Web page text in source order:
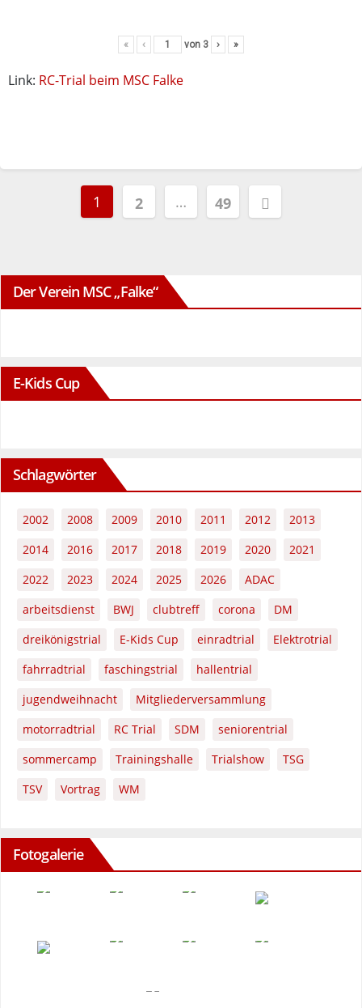
« ‹ von 3 › »
Link: RC-Trial beim MSC Falke
Seitennummerierung
der
1 2 … 49
Der Verein MSC „Falke“
E-Kids Cup
Schlagwörter
2002 2008 2009 2010 2011 2012
2013
2014
2016 2017 2018 2019 2020
2021
2022
2023 2024 2025 2026
ADAC
arbeitsdienst
BWJ clubtreff corona
DM
dreikönigstrial
E-Kids Cup einradtrial
Elektrotrial
fahrradtrial
faschingstrial
hallentrial
jugendweihnacht
Mitgliederversammlung
motorradtrial
RC Trial SDM
seniorentrial
sommercamp
Trainingshalle Trialshow
TSG
TSV
Vortrag WM
Fotogalerie